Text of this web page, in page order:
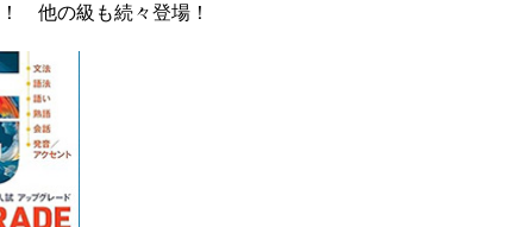
他の級も続々登場！